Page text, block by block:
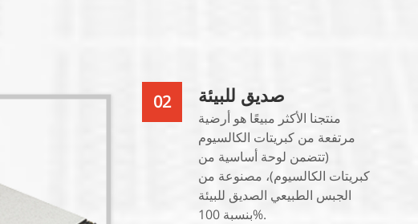
صديق للبيئة
منتجنا الأكثر مبيعًا هو أرضية
مرتفعة من كبريتات الكالسيوم
(تتضمن لوحة أساسية من
كبريتات الكالسيوم)، مصنوعة من
الجبس الطبيعي الصديق للبيئة
بنسبة 100%.
02